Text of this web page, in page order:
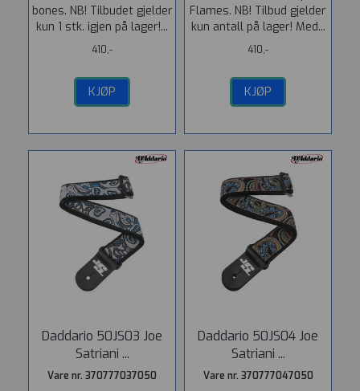
bones. NB! Tilbudet gjelder
kun 1 stk. igjen på lager!...
410,-
KJØP
Flames. NB! Tilbud gjelder
kun antall på lager! Med...
410,-
KJØP
Daddario 50JS03 Joe
Satriani ...
Vare nr. 370777037050
Daddario 50JS04 Joe
Satriani ...
Vare nr. 370777047050